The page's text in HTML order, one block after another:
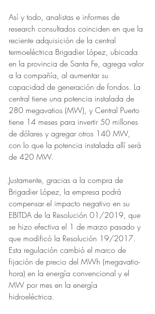
Así y todo, analistas e informes de
research consultados coinciden en que la
reciente adquisición de la central
termoeléctrica Brigadier López, ubicada
en la provincia de Santa Fe, agrega valor
a la compañía, al aumentar su
capacidad de generación de fondos. La
central tiene una potencia instalada de
280 megavatios (MW), y Central Puerto
tiene 14 meses para invertir 50 millones
de dólares y agregar otros 140 MW,
con lo que la potencia instalada allí será
de 420 MW.
Justamente, gracias a la compra de
Brigadier López, la empresa podrá
compensar el impacto negativo en su
EBITDA de la Resolución 01/2019, que
se hizo efectiva el 1 de marzo pasado y
que modificó la Resolución 19/2017.
Esta regulación cambió el marco de
fijación de precio del MWh (megavatio-
hora) en la energía convencional y el
MW por mes en la energía
hidroeléctrica.